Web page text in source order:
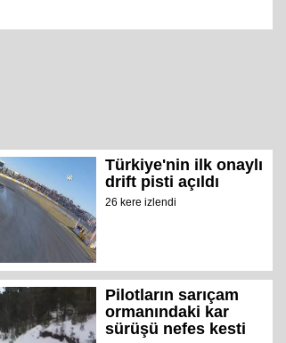
Türkiye'nin ilk onaylı
drift pisti açıldı
26 kere izlendi
Pilotların sarıçam
ormanındaki kar
sürüşü nefes kesti